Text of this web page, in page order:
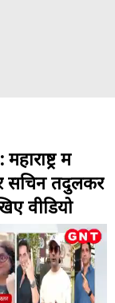
में
सचिन तेंदुलकर
वीडियो